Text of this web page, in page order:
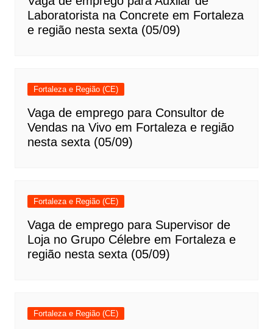
Laboratorista na Concrete em Fortaleza
e região nesta sexta (05/09)
Fortaleza e Região (CE)
Vaga de emprego para Consultor de
Vendas na Vivo em Fortaleza e região
nesta sexta (05/09)
Fortaleza e Região (CE)
Vaga de emprego para Supervisor de
Loja no Grupo Célebre em Fortaleza e
região nesta sexta (05/09)
Fortaleza e Região (CE)